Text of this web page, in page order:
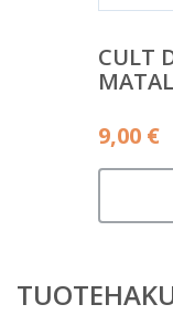
CULT
9,00 €